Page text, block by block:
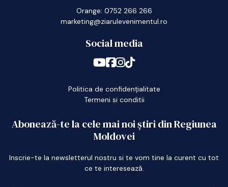
Orange: 0752 266 266
marketing@ziarulevenimentul.ro
Social media
Politica de confidențialitate
Termeni si conditii
Abonează-te la cele mai noi știri din Regiunea
Moldovei
Inscrie-te la newsletterul nostru si te vom tine la curent cu tot
ce te interesează.